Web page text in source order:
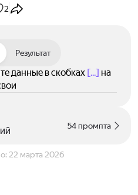
скриптов и контент-
2
Результат
данные в скобках [...] на
54 промпта
22 марта 2026